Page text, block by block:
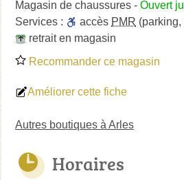
Magasin de chaussures - Ouvert
Services :
accès PMR
retrait en magasin
Recommander ce magasin
Améliorer cette fiche
Autres boutiques à Arles
Horaires